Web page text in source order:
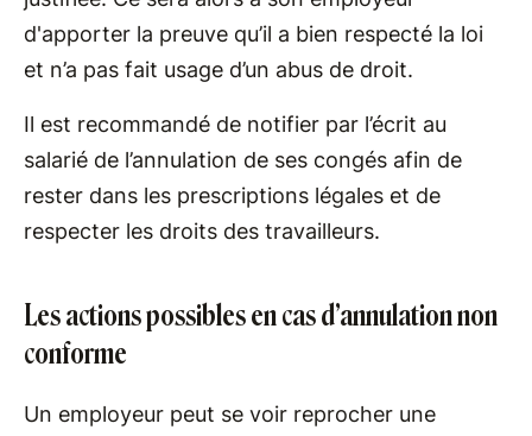
d'apporter la preuve qu’il a bien respecté la loi
et n’a pas fait usage d’un abus de droit.
Il est recommandé de notifier par l’écrit au
salarié de l’annulation de ses congés afin de
rester dans les prescriptions légales et de
respecter les droits des travailleurs.
Les actions possibles en cas d’annulation non
conforme
Un employeur peut se voir reprocher une